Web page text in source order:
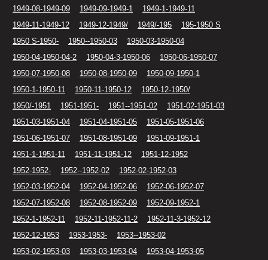
1949-08-1949-09
1949-09-1949-1
1949-1-1949-11
1949-11-1949-12
1949-12-1949/ 1949/-195
195-1950 S
1950 S-1950-
1950--1950-03
1950-03-1950-04
1950-04-1950-04-2
1950-04-3-1950-06
1950-06-1950-07
1950-07-1950-08
1950-08-1950-09
1950-09-1950-1
1950-1-1950-11
1950-11-1950-12
1950-12-1950/
1950/-1951
1951-1951- 1951--1951-02
1951-02-1951-03
1951-03-1951-04
1951-04-1951-05
1951-05-1951-06
1951-06-1951-07
1951-08-1951-09
1951-09-1951-1
1951-1-1951-11
1951-11-1951-12
1951-12-1952
1952-1952-
1952--1952-02
1952-02-1952-03
1952-03-1952-04
1952-04-1952-06
1952-06-1952-07
1952-07-1952-08
1952-08-1952-09
1952-09-1952-1
1952-1-1952-11
1952-11-1952-11-2
1952-11-3-1952-12
1952-12-1953
1953-1953-
1953--1953-02
1953-02-1953-03
1953-03-1953-04 1953-04-1953-05